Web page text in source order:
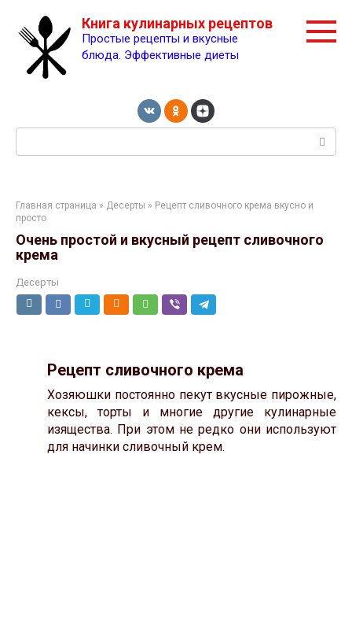
контенту
Книга кулинарных рецептов
Простые рецепты и вкусные
блюда. Эффективные диеты
Главная страница » Десерты » Рецепт сливочного крема вкусно и
просто
Очень простой и вкусный рецепт сливочного
крема
Десерты
Рецепт сливочного крема
Хозяюшки постоянно пекут вкусные пирожные,
кексы, торты и многие другие кулинарные
изящества. При этом не редко они используют
для начинки сливочный крем.